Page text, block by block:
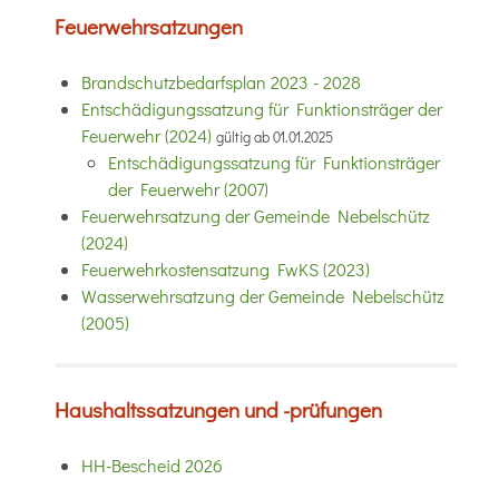
Feuerwehrsatzungen
Brandschutzbedarfsplan 2023 - 2028
Entschädigungssatzung für Funktionsträger der
Feuerwehr (2024) gültig ab 01.01.2025
Entschädigungssatzung für Funktionsträger
der Feuerwehr (2007)
Feuerwehrsatzung der Gemeinde Nebelschütz
(2024)
Feuerwehrkostensatzung FwKS (2023)
Wasserwehrsatzung der Gemeinde Nebelschütz
(2005)
Haushaltssatzungen und -prüfungen
HH-Bescheid 2026